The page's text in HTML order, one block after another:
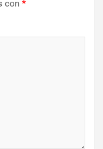
con *